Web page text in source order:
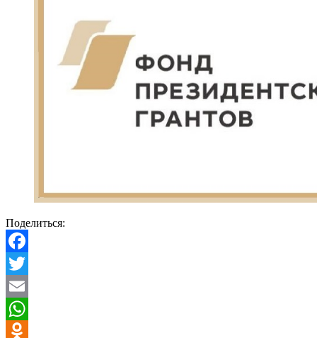
Поделиться:
Facebook
Twitter
Email
WhatsApp